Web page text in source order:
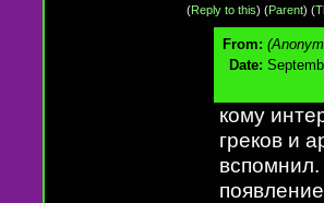
(Reply to this) (Parent) (
From:
Date:
кому
греков и